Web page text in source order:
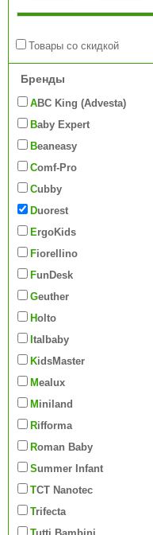
Товары со скидкой
Бренды
ABC King (Advesta)
Baby Expert
Beaneasy
Comf-Pro
Cubby
Duorest
ErgoKids
Fiorellino
FunDesk
Geuther
Holto
Italbaby
KidsMaster
Mealux
Miniland
Rifforma
Roman Baby
Summer Infant
TCT Nanotec
Trifecta